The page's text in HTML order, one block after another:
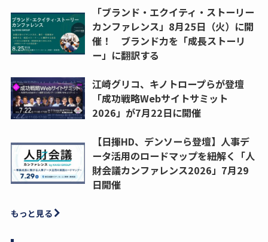
「ブランド・エクイティ・ストーリー
カンファレンス」8月25日（火）に開
催！ ブランド力を「成長ストーリ
ー」に翻訳する
江崎グリコ、キノトロープらが登壇
「成功戦略Webサイトサミット
2026」が7月22日に開催
【日揮HD、デンソーら登壇】人事デ
ータ活用のロードマップを紐解く「人
財会議カンファレンス2026」7月29
日開催
もっと見る